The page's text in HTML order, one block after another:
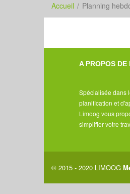
Accueil / Planning
A PROPOS DE
Spécialisée dans
planification et
Limoog vous
simplifier votre
© 2015 - 2020 LIMOOG